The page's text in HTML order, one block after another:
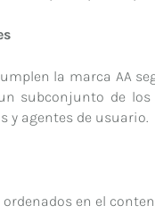
la marca AA
subconjunto de
y agentes de usuario.
en el